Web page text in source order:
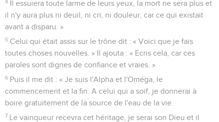
4 Il essuiera toute larme de leurs yeux, la mort ne sera plus et
il n'y aura plus ni deuil, ni cri, ni douleur, car ce qui existait
avant a disparu. »
5 Celui qui était assis sur le trône dit : « Voici que je fais
toutes choses nouvelles. » Il ajouta : « Ecris cela, car ces
paroles sont dignes de confiance et vraies. »
6 Puis il me dit : « Je suis l'Alpha et l'Oméga, le
commencement et la fin. A celui qui a soif, je donnerai à
boire gratuitement de la source de l'eau de la vie.
7 Le vainqueur recevra cet héritage, je serai son Dieu et il